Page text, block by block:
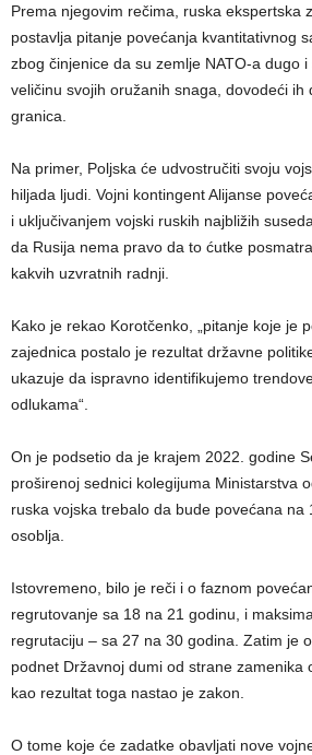
Prema njegovim rečima, ruska ekspertska
postavlja pitanje povećanja kvantitativnog
zbog činjenice da su zemlje NATO-a dugo
veličinu svojih oružanih snaga, dovodeći ih
granica.
Na primer, Poljska će udvostručiti svoju
hiljada ljudi. Vojni kontingent Alijanse
i uključivanjem vojski ruskih najbližih
da Rusija nema pravo da to ćutke
kakvih uzvratnih radnji.
Kako je rekao Korotčenko, „pitanje koje je
zajednica postalo je rezultat državne
ukazuje da ispravno identifikujemo
odlukama“.
On je podsetio da je krajem 2022. godine
proširenoj sednici kolegijuma Ministarstva
ruska vojska trebalo da bude povećana na
osoblja.
Istovremeno, bilo je reči i o faznom
regrutovanje sa 18 na 21 godinu, i
regrutaciju – sa 27 na 30 godina. Zatim je
podnet Državnoj dumi od strane zamenika
kao rezultat toga nastao je zakon.
O tome koje će zadatke obavljati nove